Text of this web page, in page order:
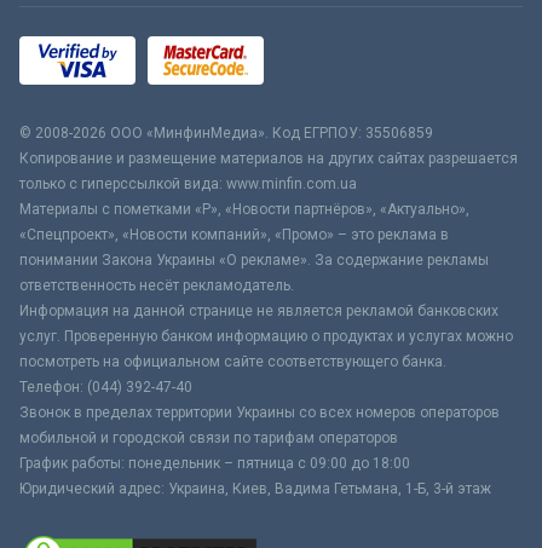
© 2008-2026 ООО «МинфинМедиа». Код ЕГРПОУ: 35506859
Копирование и размещение материалов на других сайтах разрешается
только с гиперссылкой вида: www.minfin.com.ua
Материалы с пометками «Р», «Новости партнёров», «Актуально»,
«Спецпроект», «Новости компаний», «Промо» – это реклама в
понимании Закона Украины «О рекламе». За содержание рекламы
ответственность несёт рекламодатель.
Информация на данной странице не является рекламой банковских
услуг. Проверенную банком информацию о продуктах и услугах можно
посмотреть на официальном сайте соответствующего банка.
Телефон: (044) 392-47-40
Звонок в пределах территории Украины со всех номеров операторов
мобильной и городской связи по тарифам операторов
График работы: понедельник – пятница с 09:00 до 18:00
Юридический адрес: Украина, Киев, Вадима Гетьмана, 1-Б, 3-й этаж